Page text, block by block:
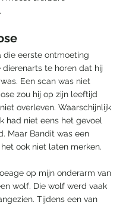
die eerste ontmoeting
dierenarts te horen dat hij
Een scan was niet
zou hij op zijn leeftijd
overleven. Waarschijnlijk
had niet eens het gevoel
Maar Bandit was een
ook niet laten merken.
op mijn onderarm van
wolf. Die wolf werd vaak
Tijdens een van